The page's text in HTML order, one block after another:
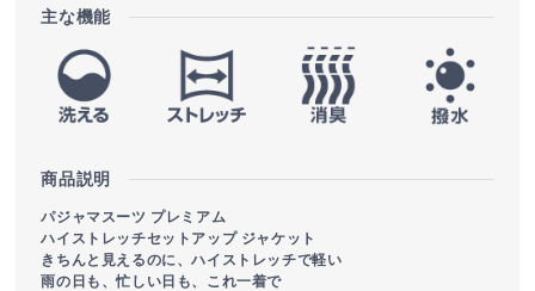
主な機能
商品説明
パジャマスーツ プレミアム
ハイストレッチセットアップ ジャケット
きちんと見えるのに、ハイストレッチで軽い
雨の日も、忙しい日も、これ一着で